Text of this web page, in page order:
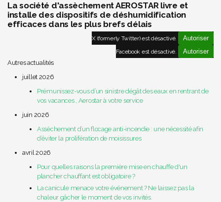
La société d'assèchement AEROSTAR livre et
installe des dispositifs de déshumidification
efficaces dans les plus brefs délais
X (formerly Twitter) est désactivé. Autoriser
Facebook est désactivé.
Autoriser
Autres actualités
juillet 2026
Prémunissez-vous d’un sinistre dégât des eaux en rentrant de
vos vacances , Aerostar à votre service
juin 2026
Assèchement d’un flocage anti-incendie : une nécessité afin
d’éviter la prolifération de moisissures
avril 2026
Pour quelles raisons la première mise en chauffe d'un
plancher chauffant est obligatoire ?
La canicule menace votre événement ? Ne laissez pas la
chaleur gâcher le moment de vos invités.